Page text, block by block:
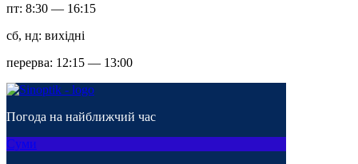
пт: 8:30 — 16:15
сб, нд: вихідні
перерва: 12:15 — 13:00
Погода на найближчий час
Суми